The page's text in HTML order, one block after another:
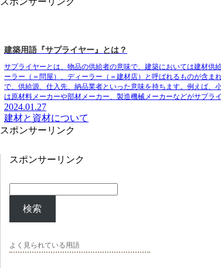
建築用語『サプライヤー』とは？
サプライヤーとは、物品の供給者の意味で、建築においては建材供
ーラー（＝問屋）、ディーラー（＝建材店）と呼ばれるものが含ま
で、供給源、仕入先、納品業者といった意味を持ちます。例えば、
は原材料メーカーや部材メーカー、製造機械メーカーなどがサプラ
2024.01.27
建材と資材について
スポンサーリンク
スポンサーリンク
検索
よく見られている用語